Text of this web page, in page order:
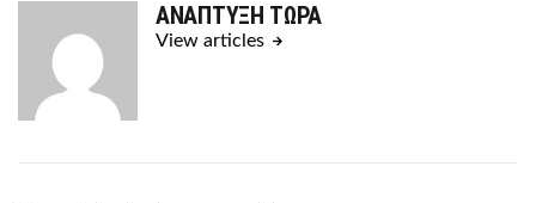
ΑΝΑΠΤΥΞΗ ΤΩΡΑ
View articles